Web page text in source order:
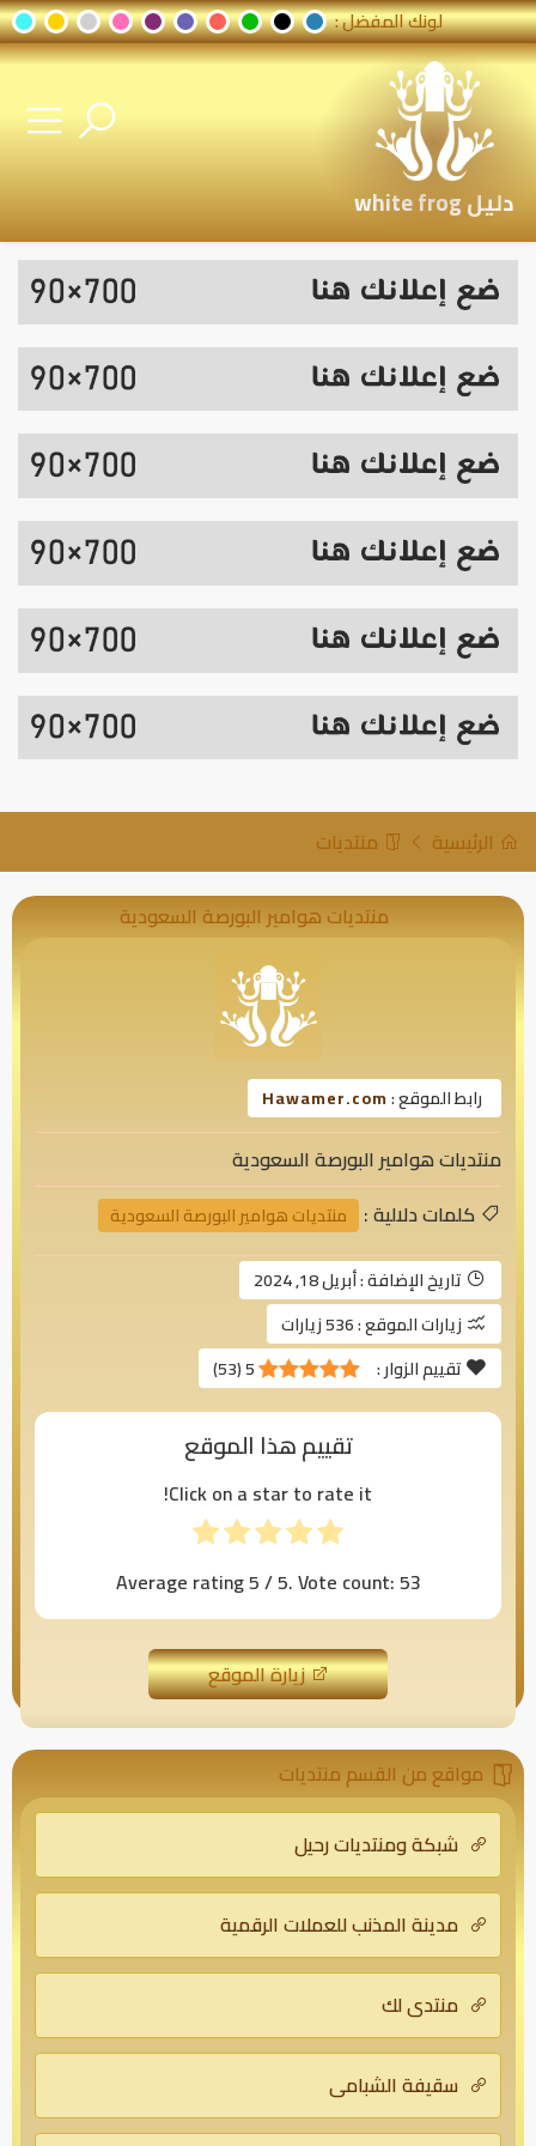
لونك المفضل :
دليل white frog
الرئيسية منتديات
منتديات هوامير البورصة السعودية
رابط الموقع :Hawamer.com
منتديات هوامير البورصة السعودية
كلمات دلالية :
منتديات هوامير البورصة السعودية
تاريخ الإضافة :أبريل 18, 2024
زيارات الموقع :536 زيارات
تقييم الزوار :
5
(
53
)
تقييم هذا الموقع
Click on a star to rate it!
Average rating5/ 5. Vote count:53
زيارة الموقع
مواقع من القسم منتديات
شبكة ومنتديات رحيل
مدينة المذنب للعملات الرقمية
منتدى لك
سقيفة الشبامي